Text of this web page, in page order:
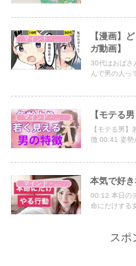
マインド・哲学
【漫画】
ガ動画】
30代はおばさ
んで男の人っ
マインド・哲学 【モテる
【モテる男
徴 00:41 姿勢
本気で好
00:12 本日の
命にだけする
スポ